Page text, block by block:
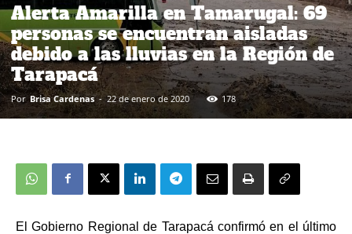
Alerta Amarilla en Tamarugal: 69
personas se encuentran aisladas
debido a las lluvias en la Región de
Tarapacá
Por Brisa Cardenas - 22 de enero de 2020 178
El Gobierno Regional de Tarapacá confirmó en el último